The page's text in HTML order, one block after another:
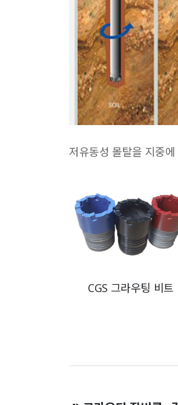
저유동성 몰탈을 지중
CGS 그라우팅 비트